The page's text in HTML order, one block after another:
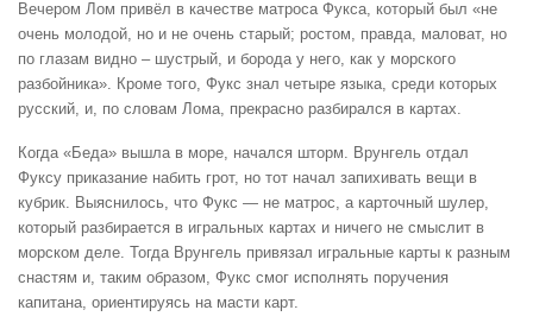
Вечером Лом привёл в качестве матроса Фукса, который был «не
очень молодой, но и не очень старый; ростом, правда, маловат, но
по глазам видно – шустрый, и борода у него, как у морского
разбойника». Кроме того, Фукс знал четыре языка, среди которых
русский, и, по словам Лома, прекрасно разбирался в картах.
Когда «Беда» вышла в море, начался шторм. Врунгель отдал
Фуксу приказание набить грот, но тот начал запихивать вещи в
кубрик. Выяснилось, что Фукс — не матрос, а карточный шулер,
который разбирается в игральных картах и ничего не смыслит в
морском деле. Тогда Врунгель привязал игральные карты к разным
снастям и, таким образом, Фукс смог исполнять поручения
капитана, ориентируясь на масти карт.